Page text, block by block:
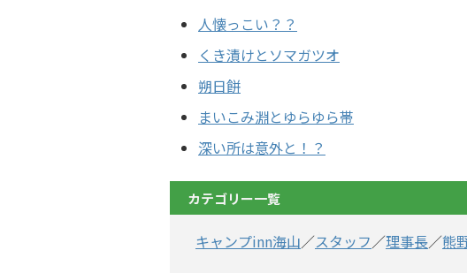
人懐っこい？？
くき漬けとソマガツオ
朔日餅
まいこみ淵とゆらゆら帯
深い所は意外と！？
カテゴリー一覧
キャンプinn海山／スタッフ／理事長／熊